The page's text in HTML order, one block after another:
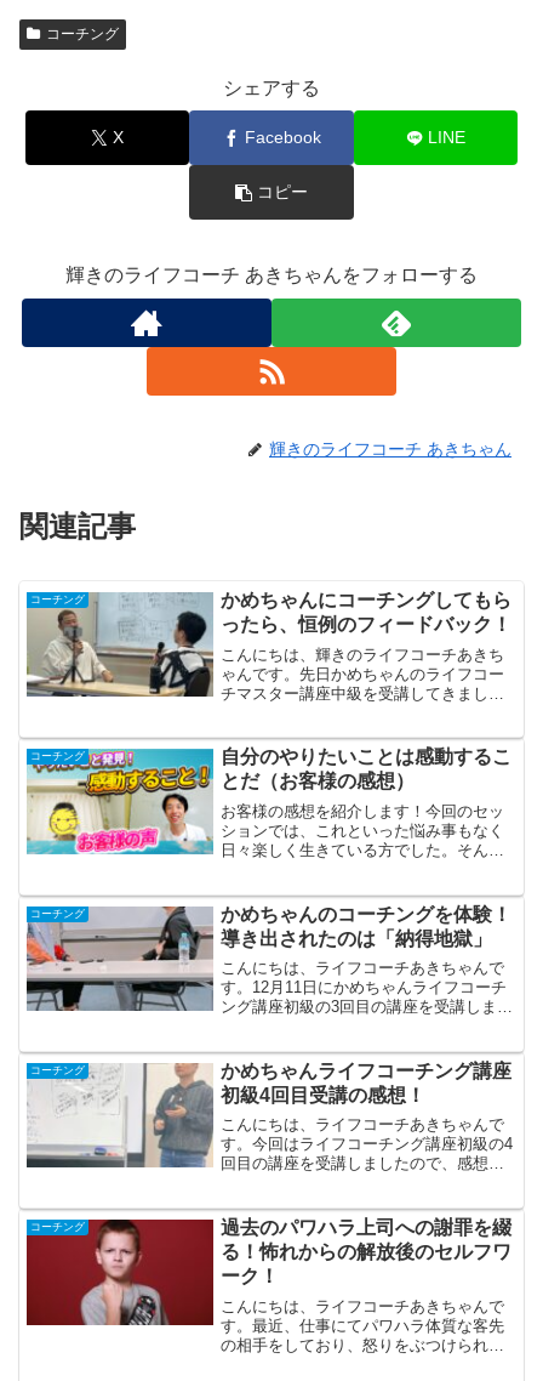
コーチング
シェアする
X Facebook LINE
コピー
輝きのライフコーチ あきちゃんをフォローする
輝きのライフコーチ あきちゃん
関連記事
コーチング
かめちゃんにコーチングしてもら
ったら、恒例のフィードバック！
こんにちは、輝きのライフコーチあきち
ゃんです。先日かめちゃんのライフコー
チマスター講座中級を受講してきました
濃かったので、数回に分けて発信したい
と思います。この期は受...
コーチング
自分のやりたいことは感動するこ
とだ（お客様の感想）
お客様の感想を紹介します！今回のセッ
ションでは、これといった悩み事もなく
日々楽しく生きている方でした。そんな
のかが鮮明に見えてきました。自身の活
動の話を詳しく聞いていく...
コーチング
かめちゃんのコーチングを体験！
導き出されたのは「納得地獄」
こんにちは、ライフコーチあきちゃんで
す。12月11日にかめちゃんライフコーチ
ング講座初級の3回目の講座を受講しまし
シェアします。相談内容は、妻への些細
な怒り！講座開始後...
コーチング
かめちゃんライフコーチング講座
初級4回目受講の感想！
こんにちは、ライフコーチあきちゃんで
す。今回はライフコーチング講座初級の4
回目の講座を受講しましたので、感想を
ニング、承認、捉え直し、の内、今回は
承認について教わりま...
コーチング
過去のパワハラ上司への謝罪を綴
る！怖れからの解放後のセルフワ
ーク！
こんにちは、ライフコーチあきちゃんで
す。最近、仕事にてパワハラ体質な客先
の相手をしており、怒りをぶつけられた